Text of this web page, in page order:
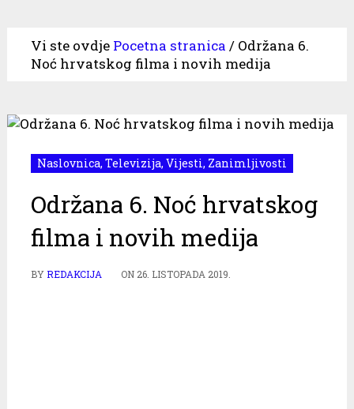
Vi ste ovdje Pocetna stranica / Održana 6.
Noć hrvatskog filma i novih medija
Naslovnica, Televizija, Vijesti, Zanimljivosti
Održana 6. Noć hrvatskog
filma i novih medija
BYREDAKCIJA ON 26. LISTOPADA 2019.